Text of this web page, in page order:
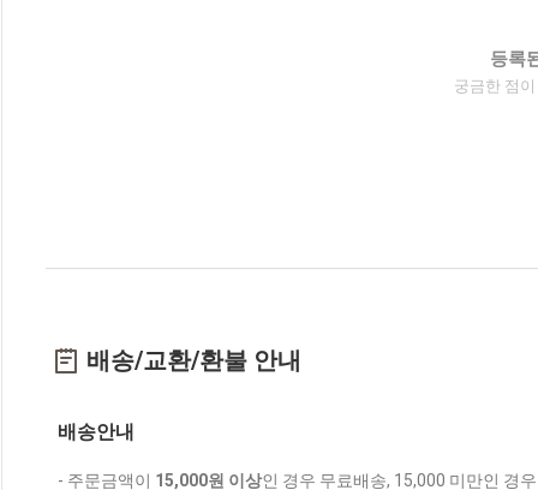
등록
궁금한 점
배송/교환/환불 안내
배송안내
- 주문금액이 15,000원 이상인 경우 무료배송, 15,000 미만인 경